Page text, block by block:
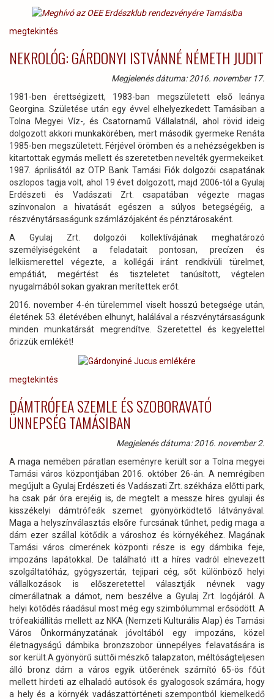
megtekintés
NEKROLÓG: GÁRDONYI ISTVÁNNÉ NÉMETH JUDIT
Megjelenés dátuma: 2016. november 17.
1981-ben érettségizett, 1983-ban megszületett első leánya
Georgina. Születése után egy évvel elhelyezkedett Tamásiban a
Tolna Megyei Víz-, és Csatornamű Vállalatnál, ahol rövid ideig
dolgozott akkori munkakörében, mert második gyermeke Renáta
1985-ben megszületett. Férjével örömben és a nehézségekben is
kitartottak egymás mellett és szeretetben nevelték gyermekeiket.
1987. áprilisától az OTP Bank Tamási Fiók dolgozói csapatának
oszlopos tagja volt, ahol 19 évet dolgozott, majd 2006-tól a Gyulaj
Erdészeti és Vadászati Zrt. csapatában végezte magas
színvonalon a hivatását egészen a súlyos betegségéig, a
részvénytársaságunk számlázójaként és pénztárosaként.
A Gyulaj Zrt. dolgozói kollektívájának meghatározó
személyiségeként a feladatait pontosan, precízen és
lelkiismerettel végezte, a kollégái iránt rendkívüli türelmet,
empátiát, megértést és tiszteletet tanúsított, végtelen
nyugalmából sokan gyakran merítettek erőt.
2016. november 4-én türelemmel viselt hosszú betegsége után,
életének 53. életévében elhunyt, halálával a részvénytársaságunk
minden munkatársát megrendítve. Szeretettel és kegyelettel
őrizzük emlékét!
megtekintés
DÁMTRÓFEA SZEMLE ÉS SZOBORAVATÓ
ÜNNEPSÉG TAMÁSIBAN
Megjelenés dátuma: 2016. november 2.
A maga nemében páratlan eseményre került sor a Tolna megyei
Tamási város központjában 2016. október 26-án. A nemrégiben
megújult a Gyulaj Erdészeti és Vadászati Zrt. székháza előtti park,
ha csak pár óra erejéig is, de megtelt a messze híres gyulaji és
kisszékelyi dámtrófeák szemet gyönyörködtető látványával.
Maga a helyszínválasztás elsőre furcsának tűnhet, pedig maga a
dám ezer szállal kötődik a városhoz és környékéhez. Magának
Tamási város címerének központi része is egy dámbika feje,
impozáns lapátokkal. De található itt a híres vadról elnevezett
szolgáltatóház, gyógyszertár, tejipari cég, sőt különböző helyi
vállalkozások is előszeretettel választják névnek vagy
címerállatnak a dámot, nem beszélve a Gyulaj Zrt. logójáról. A
helyi kötődés ráadásul most még egy szimbólummal erősödött. A
trófeakiállítás mellett az NKA (Nemzeti Kulturális Alap) és Tamási
Város Önkormányzatának jóvoltából egy impozáns, közel
életnagyságú dámbika bronzszobor ünnepélyes felavatására is
sor került.A gyönyörű süttői mészkő talapzaton, méltóságteljesen
álló bronz dám a város egyik ütőerének számító 65-ös főút
mellett hirdeti az elhaladó autósok és gyalogosok számára, hogy
a hely és a környék vadászattörténeti szempontból kiemelkedő